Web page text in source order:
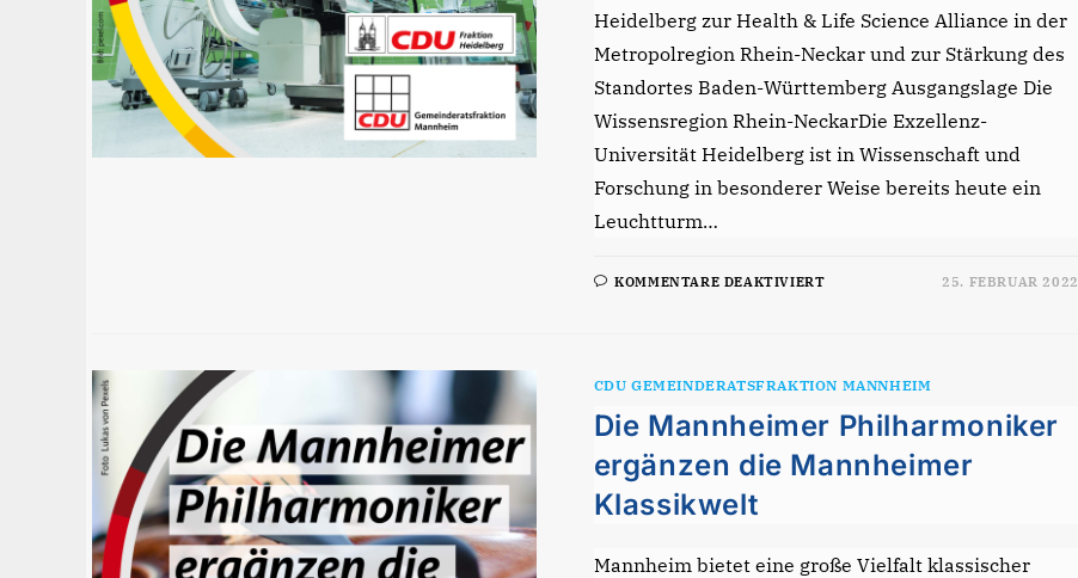
Heidelberg zur Health & Life Science Alliance in der
Metropolregion Rhein-Neckar und zur Stärkung des
Standortes Baden-Württemberg Ausgangslage Die
Wissensregion Rhein-NeckarDie Exzellenz-
Universität Heidelberg ist in Wissenschaft und
Forschung in besonderer Weise bereits heute ein
Leuchtturm…
KOMMENTARE DEAKTIVIERTFÜR
&
SCIENCE“
DURCH
FUSION
DER
VORANZUTREIBEN
25. FEBRUAR 2022
CDU GEMEINDERATSFRAKTION MANNHEIM
Die Mannheimer Philharmoniker
ergänzen die Mannheimer
Klassikwelt
Mannheim bietet eine große Vielfalt klassischer